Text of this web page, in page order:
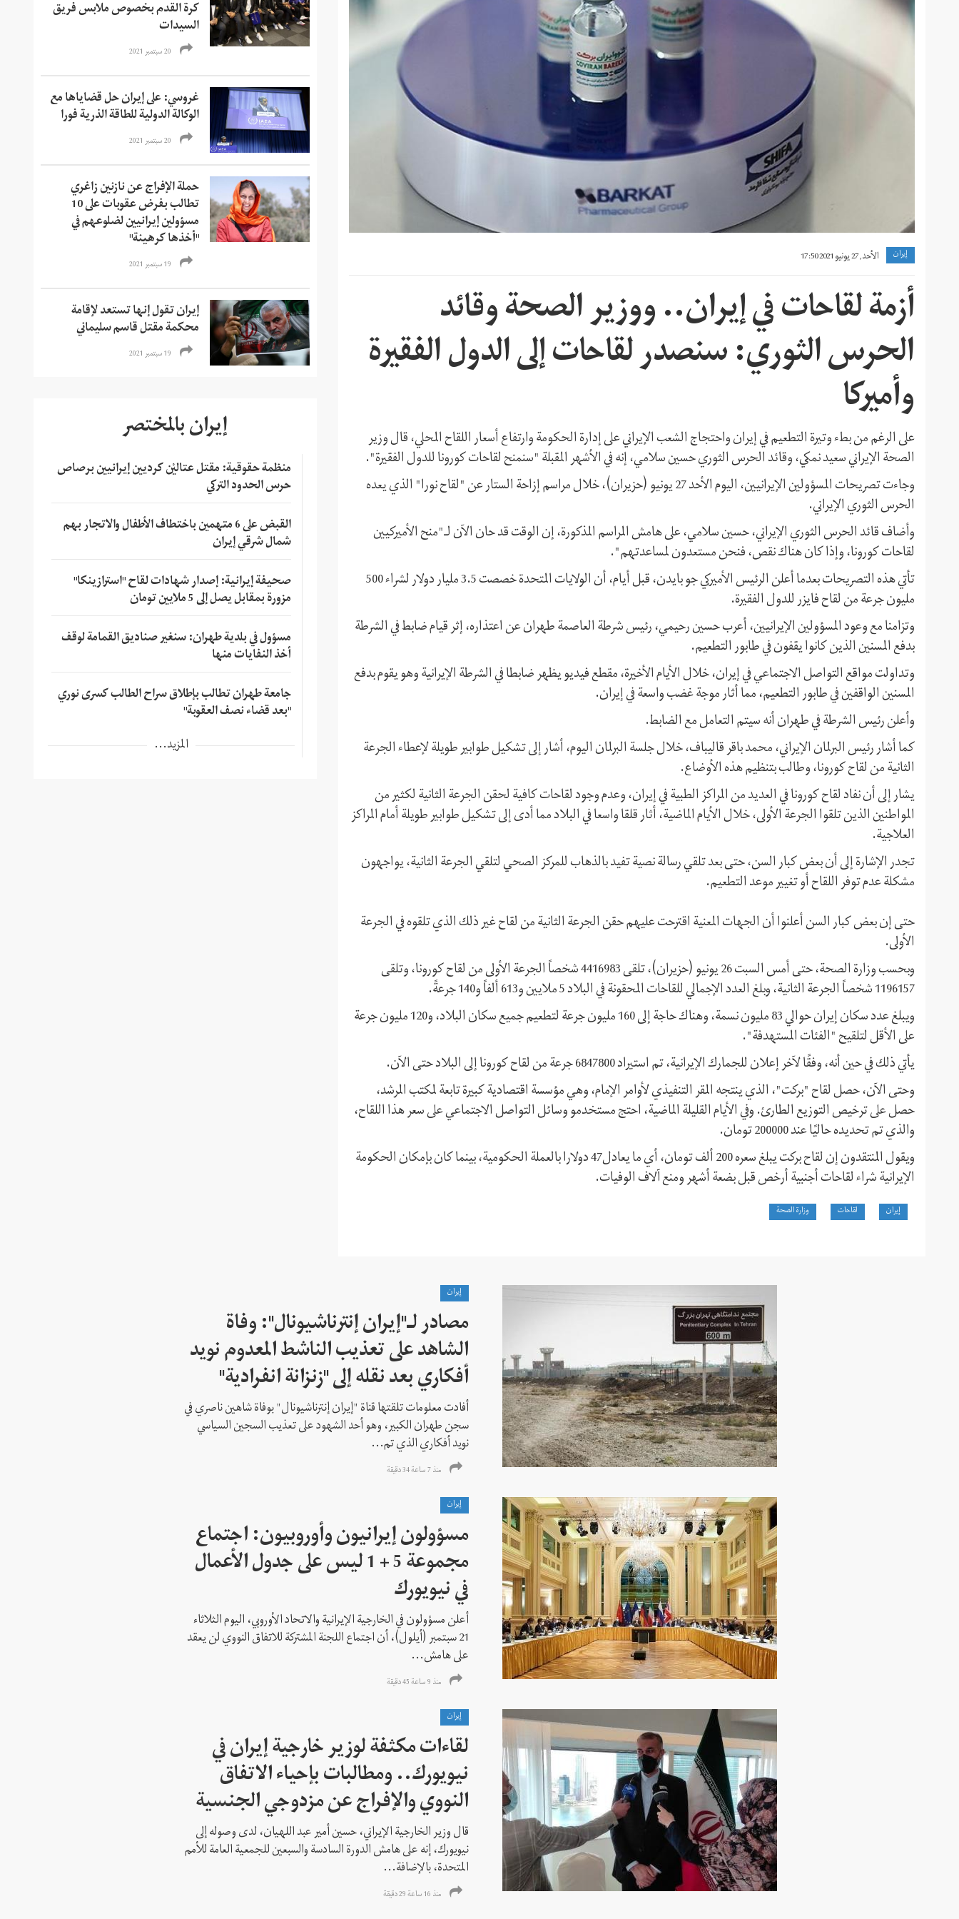
إيران الأحد, 27 يونيو 2021 17:50
أزمة لقاحات في إيران.. ووزير الصحة وقائد
الحرس الثوري: سنصدر لقاحات إلى الدول الفقيرة
وأميركا
على الرغم من بطء وتيرة التطعيم في إيران واحتجاج الشعب الإيراني على إدارة الحكومة وارتفاع أسعار اللقاح المحلي، قال وزير
الصحة الإيراني سعيد نمكي، وقائد الحرس الثوري حسين سلامي، إنه في الأشهر المقبلة "سنمنح لقاحات كورونا للدول الفقيرة".
وجاءت تصريحات المسؤولين الإيرانيين، اليوم الأحد 27 يونيو (حزيران)، خلال مراسم إزاحة الستار عن "لقاح نورا" الذي يعده
الحرس الثوري الإيراني.
وأضاف قائد الحرس الثوري الإيراني، حسين سلامي، على هامش المراسم المذكورة، إن الوقت قد حان الآن لـ"منح الأميركيين
لقاحات كورونا، وإذا كان هناك نقص، فنحن مستعدون لمساعدتهم".
تأتي هذه التصريحات بعدما أعلن الرئيس الأميركي جو بايدن، قبل أيام، أن الولايات المتحدة خصصت 3.5 مليار دولار لشراء 500
مليون جرعة من لقاح فايزر للدول الفقيرة.
وتزامنا مع وعود المسؤولين الإيرانيين، أعرب حسين رحيمي، رئيس شرطة العاصمة طهران عن اعتذاره، إثر قيام ضابط في الشرطة
بدفع المسنين الذين كانوا يقفون في طابور التطعيم.
وتداولت مواقع التواصل الاجتماعي في إيران، خلال الأيام الأخيرة، مقطع فيديو يظهر ضابطا في الشرطة الإيرانية وهو يقوم بدفع
المسنين الواقفين في طابور التطعيم، مما أثار موجة غضب واسعة في إيران.
وأعلن رئيس الشرطة في طهران أنه سيتم التعامل مع الضابط.
كما أشار رئيس البرلمان الإيراني، محمد باقر قاليباف، خلال جلسة البرلمان اليوم، أشار إلى تشكيل طوابير طويلة لإعطاء الجرعة
الثانية من لقاح كورونا، وطالب بتنظيم هذه الأوضاع.
يشار إلى أن نفاد لقاح كورونا في العديد من المراكز الطبية في إيران، وعدم وجود لقاحات كافية لحقن الجرعة الثانية لكثير من
المواطنين الذين تلقوا الجرعة الأولى، خلال الأيام الماضية، أثار قلقا واسعا في البلاد مما أدى إلى تشكيل طوابير طويلة أمام المراكز
العلاجية.
تجدر الإشارة إلى أن بعض كبار السن، حتى بعد تلقي رسالة نصية تفيد بالذهاب للمركز الصحي لتلقي الجرعة الثانية، يواجهون
مشكلة عدم توفر اللقاح أو تغيير موعد التطعيم.
حتى إن بعض كبار السن أعلنوا أن الجهات المعنية اقترحت عليهم حقن الجرعة الثانية من لقاح غير ذلك الذي تلقوه في الجرعة
الأولى.
وبحسب وزارة الصحة، حتى أمس السبت 26 يونيو (حزيران)، تلقى 4416983 شخصاً الجرعة الأولى من لقاح كورونا، وتلقى
1196157 شخصاً الجرعة الثانية، وبلغ العدد الإجمالي للقاحات المحقونة في البلاد 5 ملايين و613 ألفاً و140 جرعةً.
ويبلغ عدد سكان إيران حوالي 83 مليون نسمة، وهناك حاجة إلى 160 مليون جرعة لتطعيم جميع سكان البلاد، و120 مليون جرعة
على الأقل لتلقيح "الفئات المستهدفة".
يأتي ذلك في حين أنه، وفقًا لآخر إعلان للجمارك الإيرانية، تم استيراد 6847800 جرعة من لقاح كورونا إلى البلاد حتى الآن.
وحتى الآن، حصل لقاح "بركت"، الذي ينتجه المقر التنفيذي لأوامر الإمام، وهي مؤسسة اقتصادية كبيرة تابعة لمكتب المرشد،
حصل على ترخيص التوزيع الطارئ. وفي الأيام القليلة الماضية، احتج مستخدمو وسائل التواصل الاجتماعي على سعر هذا اللقاح،
والذي تم تحديده حاليًا عند 200000 تومان.
ويقول المنتقدون إن لقاح بركت يبلغ سعره 200 ألف تومان، أي ما يعادل47 دولارا بالعملة الحكومية، بينما كان بإمكان الحكومة
الإيرانية شراء لقاحات أجنبية أرخص قبل بضعة أشهر ومنع آلاف الوفيات.
إيران لقاحات وزارة الصحة
كرة القدم بخصوص ملابس فريق
السيدات
20 سبتمبر 2021
غروسي: على إيران حل قضاياها مع
الوكالة الدولية للطاقة الذرية فورا
20 سبتمبر 2021
حملة الإفراج عن نازنين زاغري
تطالب بفرض عقوبات على 10
مسؤولين إيرانيين لضلوعهم في
"أخذها كرهينة"
19 سبتمبر 2021
إيران تقول إنها تستعد لإقامة
محكمة مقتل قاسم سليماني
19 سبتمبر 2021
إيران بالمختصر
منظمة حقوقية: مقتل عتاليْن كرديين إيرانيين برصاص
حرس الحدود التركي
القبض على 6 متهمين باختطاف الأطفال والاتجار بهم
شمال شرقي إيران
صحيفة إيرانية: إصدار شهادات لقاح "استرازينكا"
مزورة بمقابل يصل إلى 5 ملايين تومان
مسؤول في بلدية طهران: سنغير صناديق القمامة لوقف
أخذ النفايات منها
جامعة طهران تطالب بإطلاق سراح الطالب كسرى نوري
"بعد قضاء نصف العقوبة"
المزيد...
إيران
مصادر لـ"إيران إنترناشيونال": وفاة
الشاهد على تعذيب الناشط المعدوم نويد
أفكاري بعد نقله إلى "زنزانة انفرادية"
أفادت معلومات تلقتها قناة "إيران إنترناشيونال" بوفاة شاهين ناصري في
سجن طهران الكبير، وهو أحد الشهود على تعذيب السجين السياسي
نويد أفكاري الذي تم...
منذ 7 ساعة 34 دقیقة
إيران
مسؤولون إيرانيون وأوروبيون: اجتماع
مجموعة 5 + 1 ليس على جدول الأعمال
في نيويورك
أعلن مسؤولون في الخارجية الإيرانية والاتحاد الأوروبي، اليوم الثلاثاء
21 سبتمبر (أيلول)، أن اجتماع اللجنة المشتركة للاتفاق النووي لن يعقد
على هامش...
منذ 9 ساعة 45 دقیقة
إيران
لقاءات مكثفة لوزير خارجية إيران في
نيويورك.. ومطالبات بإحياء الاتفاق
النووي والإفراج عن مزدوجي الجنسية
قال وزير الخارجية الإيراني، حسين أمير عبد اللهيان، لدى وصوله إلى
نيويورك، إنه على هامش الدورة السادسة والسبعين للجمعية العامة للأمم
المتحدة، بالإضافة...
منذ 16 ساعة 29 دقیقة